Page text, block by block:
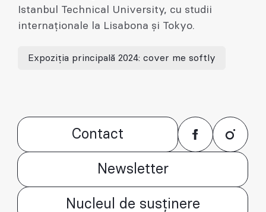
Istanbul Technical University, cu studii
internaționale la Lisabona și Tokyo.
Expoziția principală 2024: cover me softly
Contact
Newsletter
Nucleul de susținere